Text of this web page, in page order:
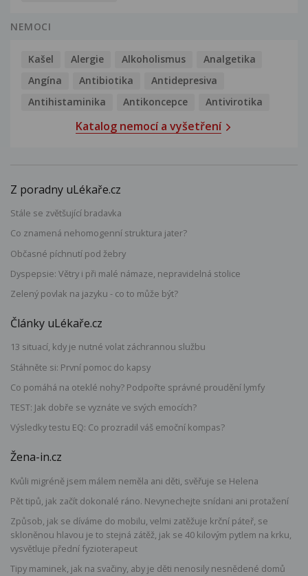
NEMOCI
Kašel Alergie Alkoholismus
Analgetika
Angína
Antibiotika
Antidepresiva
Antihistaminika
Antikoncepce Antivirotika
Katalog nemocí a vyšetření
Z poradny uLékaře.cz
Stále se zvětšující bradavka
Co znamená nehomogenní struktura jater?
Občasné píchnutí pod žebry
Dyspepsie: Větry i při malé námaze, nepravidelná stolice
Zelený povlak na jazyku - co to může být?
Články uLékaře.cz
13 situací, kdy je nutné volat záchrannou službu
Stáhněte si: První pomoc do kapsy
Co pomáhá na oteklé nohy? Podpořte správné proudění lymfy
TEST: Jak dobře se vyznáte ve svých emocích?
Výsledky testu EQ: Co prozradil váš emoční kompas?
Žena-in.cz
Kvůli migréně jsem málem neměla ani děti, svěřuje se Helena
Pět tipů, jak začít dokonalé ráno. Nevynechejte snídani ani protažení
Způsob, jak se díváme do mobilu, velmi zatěžuje krční páteř, se
skloněnou hlavou je to stejná zátěž, jak se 40 kilovým pytlem na krku,
vysvětluje přední fyzioterapeut
Tipy maminek, jak na svačiny, aby je děti nenosily nesnědené domů